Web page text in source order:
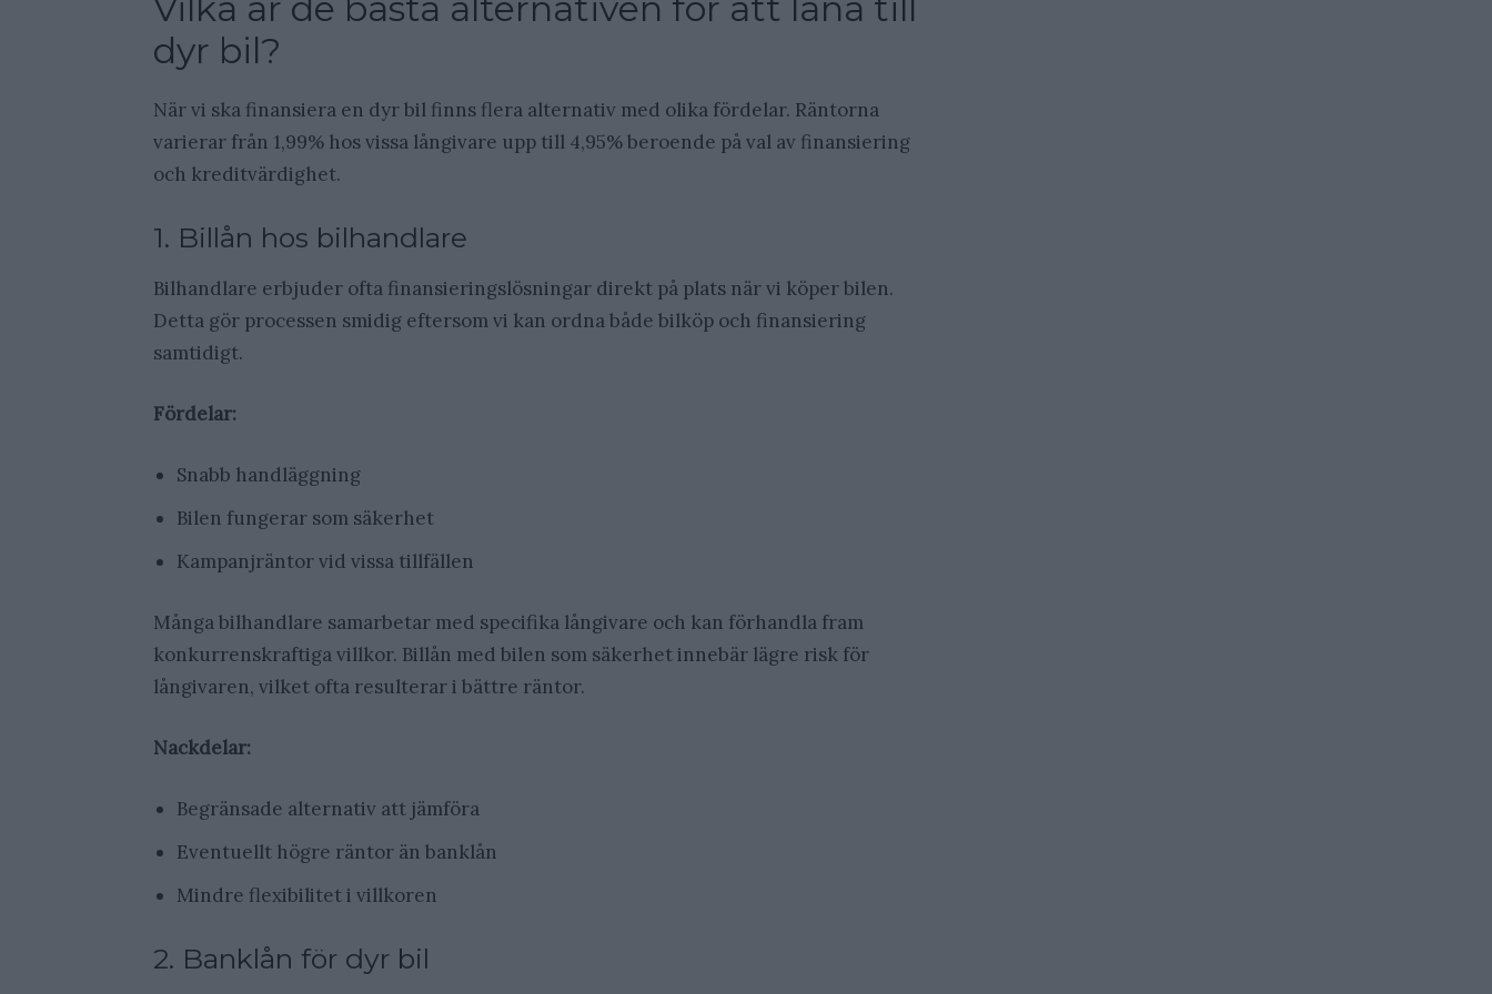
dyr bil?
När vi ska finansiera en dyr bil finns flera alternativ med olika fördelar. Räntorna
varierar från 1,99% hos vissa långivare upp till 4,95% beroende på val av finansiering
och kreditvärdighet.
1. Billån hos bilhandlare
Bilhandlare erbjuder ofta finansieringslösningar direkt på plats när vi köper bilen.
Detta gör processen smidig eftersom vi kan ordna både bilköp och finansiering
samtidigt.
Fördelar:
Snabb handläggning
Bilen fungerar som säkerhet
Kampanjräntor vid vissa tillfällen
Många bilhandlare samarbetar med specifika långivare och kan förhandla fram
konkurrenskraftiga villkor. Billån med bilen som säkerhet innebär lägre risk för
långivaren, vilket ofta resulterar i bättre räntor.
Nackdelar:
Begränsade alternativ att jämföra
Eventuellt högre räntor än banklån
Mindre flexibilitet i villkoren
2. Banklån för dyr bil